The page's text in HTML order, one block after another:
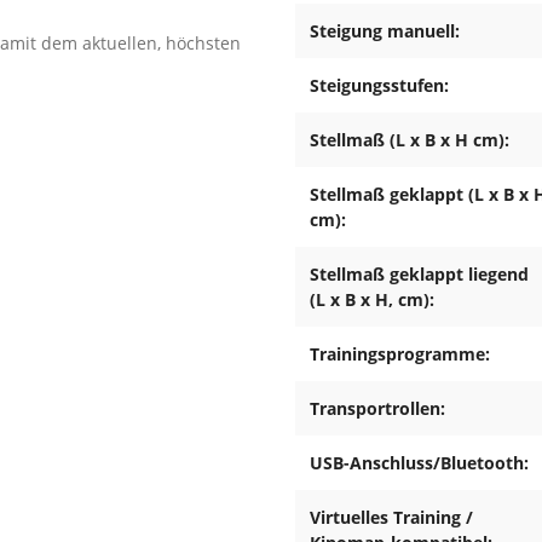
dem aktuellen, höchsten
Grundsätze
Steigung manuell:
Steigungsstufen:
Stellmaß (L x B x H cm):
Stellmaß geklappt (L x B x
cm):
Stellmaß geklappt liegend
(L x B x H, cm):
Trainingsprogramme:
Transportrollen:
USB-Anschluss/Bluetooth:
Virtuelles Training /